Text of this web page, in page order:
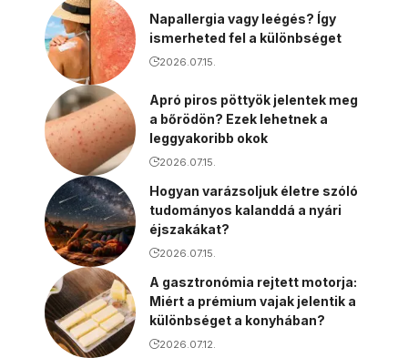
Napallergia vagy leégés? Így
ismerheted fel a különbséget
2026.07.15.
Apró piros pöttyök jelentek meg
a bőrödön? Ezek lehetnek a
leggyakoribb okok
2026.07.15.
Hogyan varázsoljuk életre szóló
tudományos kalanddá a nyári
éjszakákat?
2026.07.15.
A gasztronómia rejtett motorja:
Miért a prémium vajak jelentik a
különbséget a konyhában?
2026.07.12.